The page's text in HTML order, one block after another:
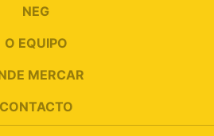
NEG
O EQUIPO
MERCAR
CONTACTO